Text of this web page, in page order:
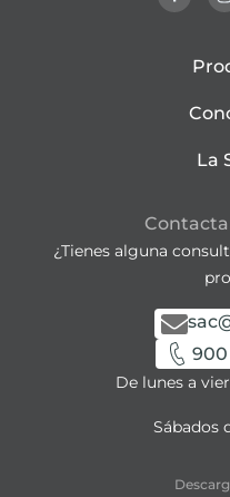
La
¿Tienes alguna
900
De lunes a
Sábados